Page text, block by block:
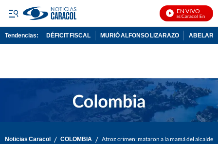
EN VIVO
Noticias Caracol En Vivo
Tendencias: DÉFICIT FISCAL MURIÓ ALFONSO LIZARAZO
Noticias Caracol / COLOMBIA / Atroz crimen: mataron a la mamá del alcalde